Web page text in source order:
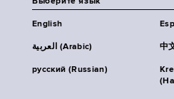
English
العربية (Arabic) 中
русский (Russian)